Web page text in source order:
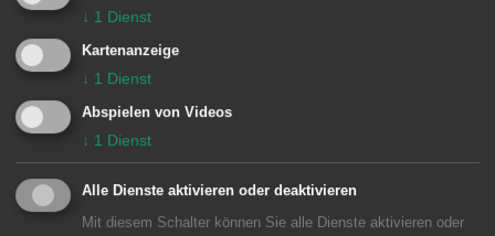
Rechnungsprüfungsamt
Marktplatz 30
73430 Aalen
07361 52-1606
rechnungspruefungsamt@aalen.de
Öffnungszeiten Rechnungsprüfungsamt
↓ 1 Dienst
Kartenanzeige
↓ 1 Dienst
Abspielen von Videos
↓ 1 Dienst
Alle Dienste aktivieren oder deaktivieren
Mit diesem Schalter können Sie alle Dienste aktivieren oder